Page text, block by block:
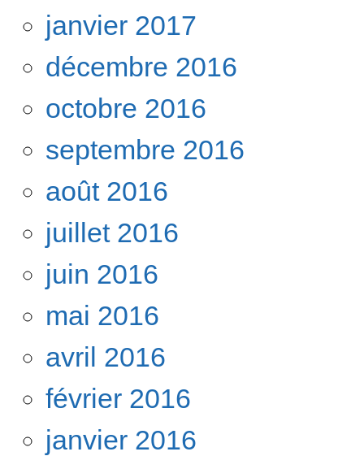
janvier 2017
décembre 2016
octobre 2016
septembre 2016
août 2016
juillet 2016
juin 2016
mai 2016
avril 2016
février 2016
janvier 2016